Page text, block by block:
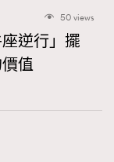
50 views
逆行」擺
值